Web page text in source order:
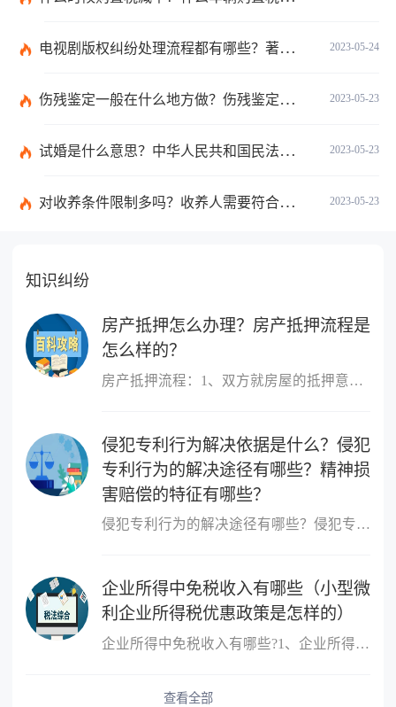
2023-05-24
电视剧版权纠纷处理流程都有哪些？著作权合同中订立的仲裁条款如何理解？
2023-05-23
伤残鉴定一般在什么地方做？伤残鉴定需要什么资料和流程？
2023-05-23
试婚是什么意思？中华人民共和国民法典第一千零四十九条内容
2023-05-23
对收养条件限制多吗？收养人需要符合的条件是什么？
知识纠纷
房产抵押怎么办理？房产抵押流程是
怎么样的？
房产抵押流程：1、双方就房屋的抵押意思表示一致;2、双方签订抵押合...
侵犯专利行为解决依据是什么？侵犯
专利行为的解决途径有哪些？精神损
害赔偿的特征有哪些？
侵犯专利行为的解决途径有哪些？侵犯专利行为解决依据是什么？1、可...
企业所得中免税收入有哪些（小型微
利企业所得税优惠政策是怎样的）
企业所得中免税收入有哪些?1、企业所得税中，可以免税的收入包括：...
查看全部